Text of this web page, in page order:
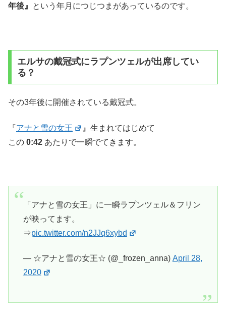
年後』 という年月につじつまがあっているのです。
エルサの戴冠式にラプンツェルが出席してい
る？
その3年後に開催されている戴冠式。
『アナと雪の女王
』生まれてはじめて
この 0:42 あたりで一瞬でてきます。
「アナと雪の女王」に一瞬ラプンツェル＆フリン
が映ってます。
⇒pic.twitter.com/n2JJq6xybd
— ☆アナと雪の女王☆ (@_frozen_anna) April 28,
2020